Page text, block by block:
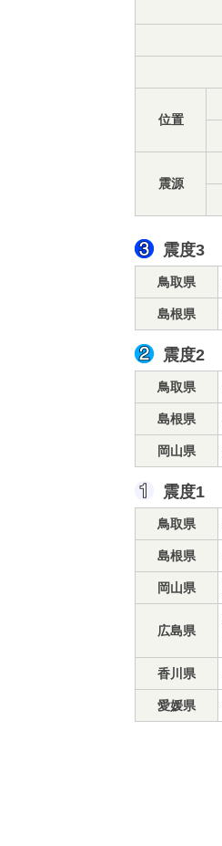
位置
震源
震度3
鳥取県
島根県
震度2
鳥取県
島根県
岡山県
震度1
鳥取県
島根県
岡山県
広島県
香川県
愛媛県